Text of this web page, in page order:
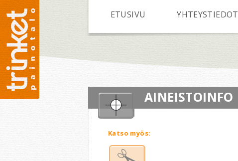
ETUSIVU YHTEYSTIEDOT
AINEISTOINFO
Katso myös: